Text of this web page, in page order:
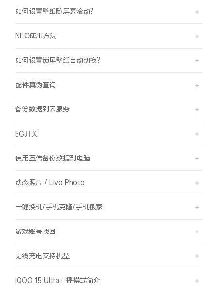
如何设置壁纸随屏幕滚动？
NFC使用方法
如何设置锁屏壁纸自动切换？
配件真伪查询
备份数据到云服务
5G开关
使用互传备份数据到电脑
动态照片 / Live Photo
一键换机/手机克隆/手机搬家
游戏账号找回
无线充电支持机型
iQOO 15 Ultra直播模式简介